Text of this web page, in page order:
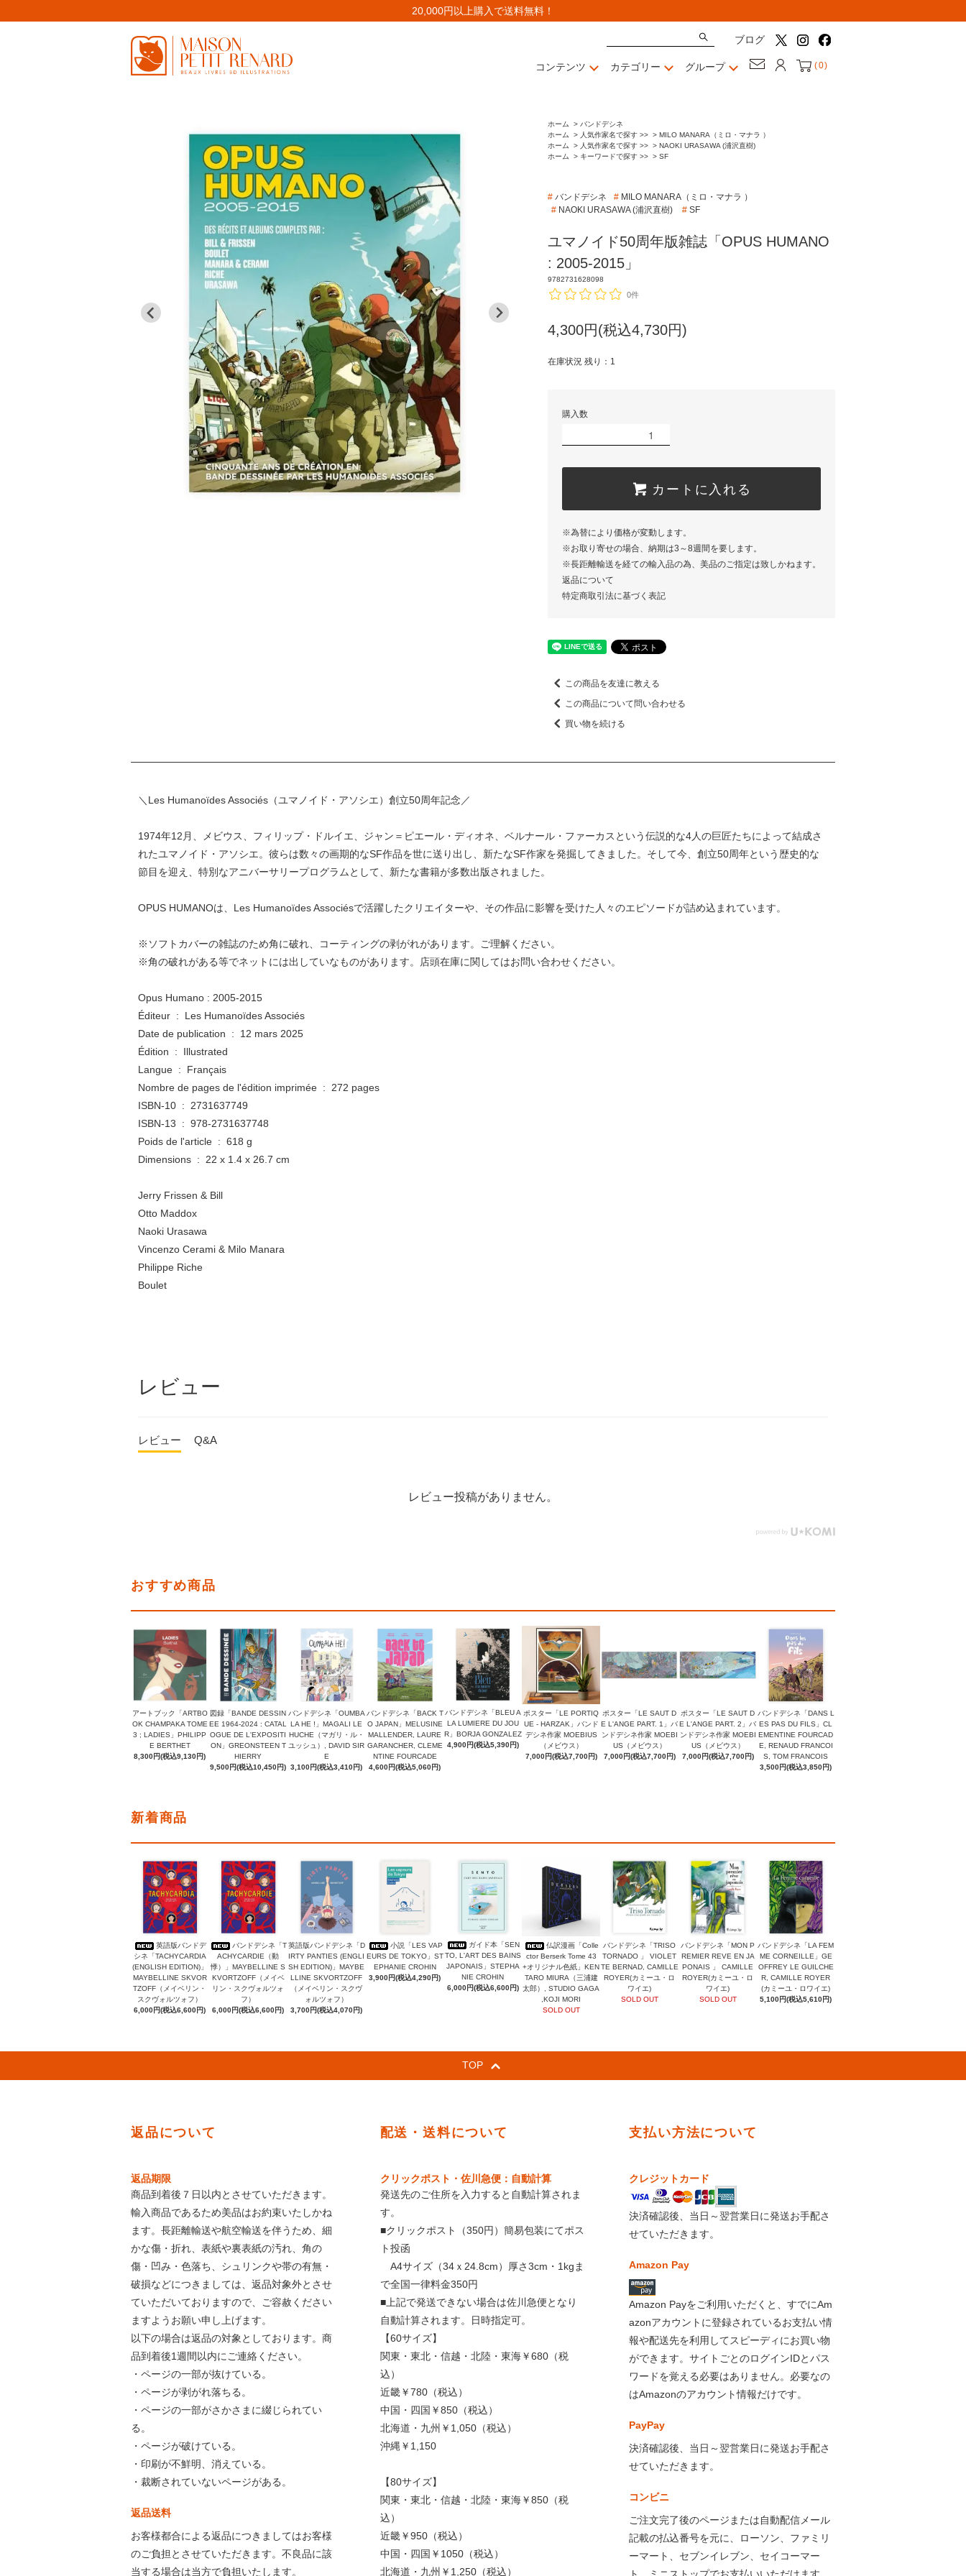
20,000円以上購入で送料無料！
ブログ
コンテンツ カテゴリー グループ (0)
ホーム > バンドデシネ
ホーム
> 人気作家名で探す >> > MILO MANARA（ミロ・マナラ ）
ホーム
> 人気作家名で探す >> > NAOKI URASAWA (浦沢直樹)
ホーム
> キーワードで探す >> > SF
# バンドデシネ # MILO MANARA（ミロ・マナラ ）
# NAOKI URASAWA (浦沢直樹) # SF
ユマノイド50周年版雑誌「OPUS HUMANO
: 2005-2015」
9782731628098
0件
4,300円(税込4,730円)
在庫状況 残り：1
購入数
カートに入れる
※為替により価格が変動します。
※お取り寄せの場合、納期は3～8週間を要します。
※長距離輸送を経ての輸入品の為、美品のご指定は致しかねます。
返品について
特定商取引法に基づく表記
この商品を友達に教える
この商品について問い合わせる
買い物を続ける
＼Les Humanoïdes Associés（ユマノイド・アソシエ）創立50周年記念／
1974年12月、メビウス、フィリップ・ドルイエ、ジャン＝ピエール・ディオネ、ベルナール・ファーカスという伝説的な4人の巨匠たちによって結成さ
れたユマノイド・アソシエ。彼らは数々の画期的なSF作品を世に送り出し、新たなSF作家を発掘してきました。そして今、創立50周年という歴史的な
節目を迎え、特別なアニバーサリープログラムとして、新たな書籍が多数出版されました。
OPUS HUMANOは、Les Humanoïdes Associésで活躍したクリエイターや、その作品に影響を受けた人々のエピソードが詰め込まれています。
※ソフトカバーの雑誌のため角に破れ、コーティングの剥がれがあります。ご理解ください。
※角の破れがある等でネットには出していなものがあります。店頭在庫に関してはお問い合わせください。
Opus Humano : 2005-2015
Éditeur ‏ : ‎ Les Humanoïdes Associés
Date de publication ‏ : ‎ 12 mars 2025
Édition ‏ : ‎ Illustrated
Langue ‏ : ‎ Français
Nombre de pages de l'édition imprimée ‏ : ‎ 272 pages
ISBN-10 ‏ : ‎ 2731637749
ISBN-13 ‏ : ‎ 978-2731637748
Poids de l'article ‏ : ‎ 618 g
Dimensions ‏ : ‎ 22 x 1.4 x 26.7 cm
Jerry Frissen & Bill
Otto Maddox
Naoki Urasawa
Vincenzo Cerami & Milo Manara
Philippe Riche
Boulet
レビュー
レビュー Q&A
レビュー投稿がありません。
おすすめ商品
アートブック「ARTBO
OK CHAMPAKA TOME
3 ; LADIES」PHILIPP
E BERTHET
8,300円(税込9,130円)
図録「BANDE DESSIN
EE 1964-2024 : CATAL
OGUE DE L'EXPOSITI
ON」GREONSTEEN T
HIERRY
9,500円(税込10,450円)
バンドデシネ「OUMBA
LA HE !」MAGALI LE
HUCHE（マガリ・ル・
ユッシュ）, DAVID SIR
E
3,100円(税込3,410円)
バンドデシネ「BACK T
O JAPAN」MELUSINE
MALLENDER, LAURE
GARANCHER, CLEME
NTINE FOURCADE
4,600円(税込5,060円)
バンドデシネ「BLEU A
LA LUMIERE DU JOU
R」BORJA GONZALEZ
4,900円(税込5,390円)
ポスター「LE PORTIQ
UE - HARZAK」バンド
デシネ作家 MOEBIUS
（メビウス）
7,000円(税込7,700円)
ポスター「LE SAUT D
E L'ANGE PART. 1」バ
ンドデシネ作家 MOEBI
US（メビウス）
7,000円(税込7,700円)
ポスター「LE SAUT D
E L'ANGE PART. 2」バ
ンドデシネ作家 MOEBI
US（メビウス）
7,000円(税込7,700円)
バンドデシネ「DANS L
ES PAS DU FILS」CL
EMENTINE FOURCAD
E, RENAUD FRANCOI
S, TOM FRANCOIS
3,500円(税込3,850円)
新着商品
英語版バンドデ
シネ「TACHYCARDIA
(ENGLISH EDITION)」
MAYBELLINE SKVOR
TZOFF（メイベリン・
スクヴォルツォフ）
6,000円(税込6,600円)
バンドデシネ「T
ACHYCARDIE（動
悸）」MAYBELLINE S
KVORTZOFF（メイベ
リン・スクヴォルツォ
フ）
6,000円(税込6,600円)
英語版バンドデシネ「D
IRTY PANTIES (ENGLI
SH EDITION)」MAYBE
LLINE SKVORTZOFF
（メイベリン・スクヴ
ォルツォフ）
3,700円(税込4,070円)
小説「LES VAP
EURS DE TOKYO」ST
EPHANIE CROHIN
3,900円(税込4,290円)
ガイド本「SEN
TO, L'ART DES BAINS
JAPONAIS」STEPHA
NIE CROHIN
6,000円(税込6,600円)
仏訳漫画「Colle
ctor Berserk Tome 43
+オリジナル色紙」KEN
TARO MIURA（三浦建
太郎）, STUDIO GAGA
,KOJI MORI
SOLD OUT
バンドデシネ「TRISO
TORNADO 」 VIOLET
TE BERNAD, CAMILLE
ROYER(カミーユ・ロ
ワイエ)
SOLD OUT
バンドデシネ「MON P
REMIER REVE EN JA
PONAIS 」 CAMILLE
ROYER(カミーユ・ロ
ワイエ)
SOLD OUT
バンドデシネ「LA FEM
ME CORNEILLE」GE
OFFREY LE GUILCHE
R, CAMILLE ROYER
(カミーユ・ロワイエ)
5,100円(税込5,610円)
TOP
返品について
返品期限
商品到着後７日以内とさせていただきます。
輸入商品であるため美品はお約束いたしかね
ます。長距離輸送や航空輸送を伴うため、細
かな傷・折れ、表紙や裏表紙の汚れ、角の
傷・凹み・色落ち、シュリンクや帯の有無・
破損などにつきましては、返品対象外とさせ
ていただいておりますので、ご容赦ください
ますようお願い申し上げます。
以下の場合は返品の対象としております。商
品到着後1週間以内にご連絡ください。
・ページの一部が抜けている。
・ページが剥がれ落ちる。
・ページの一部がさかさまに綴じられてい
る。
・ページが破けている。
・印刷が不鮮明、消えている。
・裁断されていないページがある。
返品送料
お客様都合による返品につきましてはお客様
のご負担とさせていただきます。不良品に該
当する場合は当方で負担いたします。
配送・送料について
クリックポスト・佐川急便：自動計算
発送先のご住所を入力すると自動計算されま
す。
■クリックポスト（350円）簡易包装にてポス
ト投函
A4サイズ（34ｘ24.8cm）厚さ3cm・1kgま
で全国一律料金350円
■上記で発送できない場合は佐川急便となり
自動計算されます。日時指定可。
【60サイズ】
関東・東北・信越・北陸・東海￥680（税
込）
近畿￥780（税込）
中国・四国￥850（税込）
北海道・九州￥1,050（税込）
沖縄￥1,150
【80サイズ】
関東・東北・信越・北陸・東海￥850（税
込）
近畿￥950（税込）
中国・四国￥1050（税込）
北海道・九州￥1,250（税込）
支払い方法について
クレジットカード
決済確認後、当日～翌営業日に発送お手配さ
せていただきます。
Amazon Pay
Amazon Payをご利用いただくと、すでにAm
azonアカウントに登録されているお支払い情
報や配送先を利用してスピーディにお買い物
ができます。サイトごとのログインIDとパス
ワードを覚える必要はありません。必要なの
はAmazonのアカウント情報だけです。
PayPay
決済確認後、当日～翌営業日に発送お手配さ
せていただきます。
コンビニ
ご注文完了後のページまたは自動配信メール
記載の払込番号を元に、ローソン、ファミリ
ーマート、セブンイレブン、セイコーマー